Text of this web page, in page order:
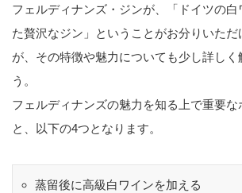
フェルディナンズ・ジンが、「ドイツの
た贅沢なジン」ということがお分りいただ
が、その特徴や魅力についても少し詳しく
う。
フェルディナンズの魅力を知る上で重要な
と、以下の4つとなります。
蒸留後に高級白ワインを加える